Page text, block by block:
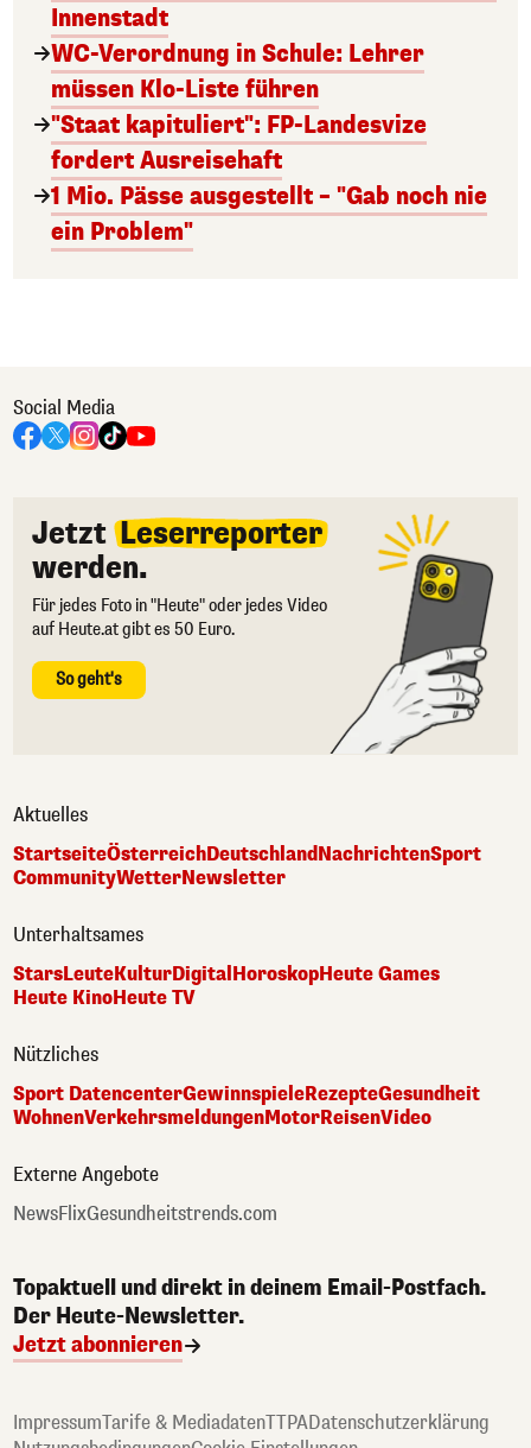
Innenstadt
WC-Verordnung in Schule: Lehrer
müssen Klo-Liste führen
"Staat kapituliert": FP-Landesvize
fordert Ausreisehaft
1 Mio. Pässe ausgestellt – "Gab noch nie
ein Problem"
Social Media
Jetzt Leserreporter
werden.
Für jedes Foto in "Heute" oder jedes Video
auf Heute.at gibt es 50 Euro.
So geht's
Aktuelles
StartseiteÖsterreichDeutschlandNachrichtenSport
CommunityWetterNewsletter
Unterhaltsames
StarsLeuteKulturDigitalHoroskopHeute Games
Heute KinoHeute TV
Nützliches
Sport DatencenterGewinnspieleRezepteGesundheit
WohnenVerkehrsmeldungenMotorReisenVideo
Externe Angebote
NewsFlixGesundheitstrends.com
Topaktuell und direkt in deinem Email-Postfach.
Der Heute-Newsletter.
Jetzt abonnieren
ImpressumTarife & MediadatenTTPADatenschutzerklärung